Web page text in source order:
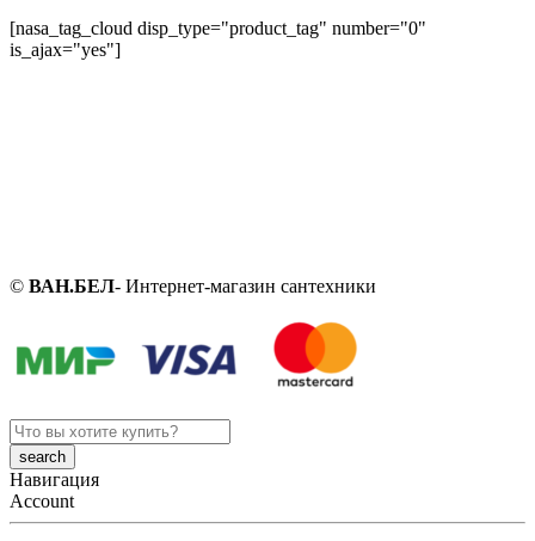
[nasa_tag_cloud disp_type="product_tag" number="0"
is_ajax="yes"]
© ВАН.БЕЛ- Интернет-магазин сантехники
Search
here
Навигация
Account